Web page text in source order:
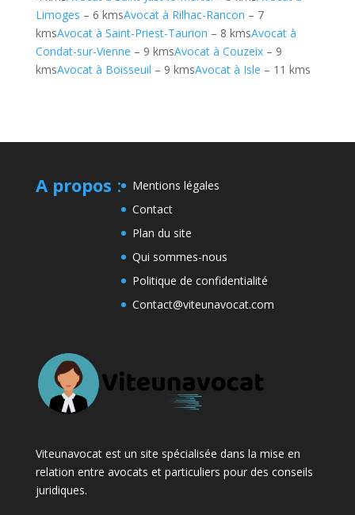
Limoges – 6 kmsAvocat à Rilhac-Rancon – 7
kmsAvocat à Saint-Priest-Taurion – 8 kmsAvocat à
Condat-sur-Vienne – 9 kmsAvocat à Couzeix– 9
kmsAvocat à Boisseuil – 9 kmsAvocat à Isle – 11 kms
A propos :
Mentions légales
Contact
Plan du site
Qui sommes-nous
Politique de confidentialité
Contact@viteunavocat.com
Viteunavocat est un site spécialisée dans la mise en
relation entre avocats et particuliers pour des conseils
juridiques.